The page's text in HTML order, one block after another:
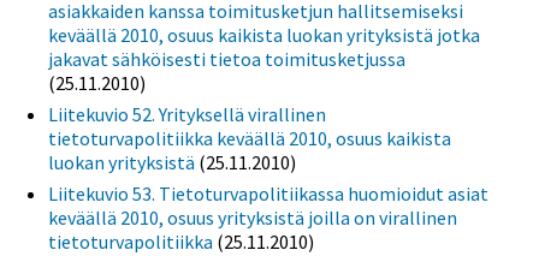
asiakkaiden kanssa toimitusketjun hallitsemiseksi
keväällä 2010, osuus kaikista luokan yrityksistä jotka
jakavat sähköisesti tietoa toimitusketjussa
(25.11.2010)
Liitekuvio 52. Yrityksellä virallinen
tietoturvapolitiikka keväällä 2010, osuus kaikista
luokan yrityksistä (25.11.2010)
Liitekuvio 53. Tietoturvapolitiikassa huomioidut asiat
keväällä 2010, osuus yrityksistä joilla on virallinen
tietoturvapolitiikka (25.11.2010)